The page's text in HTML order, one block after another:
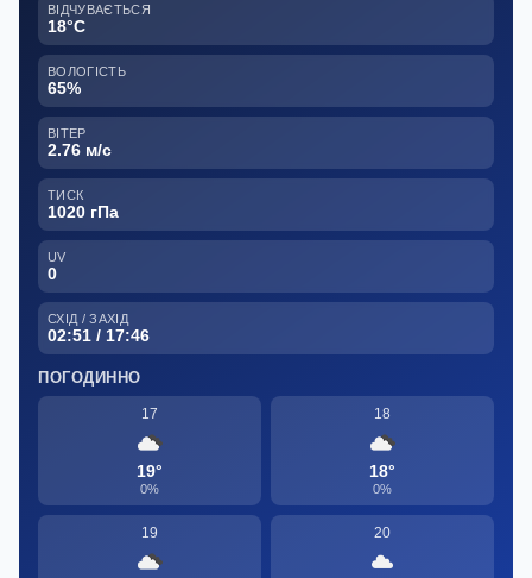
ВІДЧУВАЄТЬСЯ
18°C
ВОЛОГІСТЬ
65%
ВІТЕР
2.76 м/с
ТИСК
1020 гПа
UV
0
СХІД / ЗАХІД
02:51 / 17:46
ПОГОДИННО
17
19°
0%
18
18°
0%
19 20